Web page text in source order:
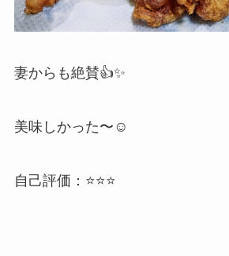
妻からも絶賛👍✨
美味しかった〜☺️
自己評価：⭐️⭐️⭐️